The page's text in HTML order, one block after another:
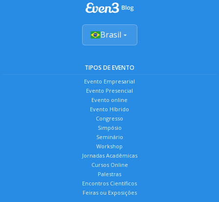
Brasil
TIPOS DE EVENTO
Evento Empresarial
Evento Presencial
Evento online
Evento Híbrido
Congresso
Simpósio
Seminário
Workshop
Jornadas Acadêmicas
Cursos Online
Palestras
Encontros Científicos
Feiras ou Exposições